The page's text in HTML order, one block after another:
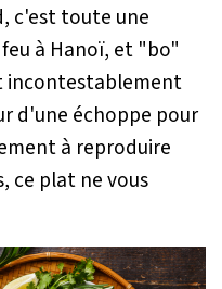
c'est toute une
à Hanoï, et "bo"
incontestablement
d'une échoppe pour
à reproduire
ce plat ne vous